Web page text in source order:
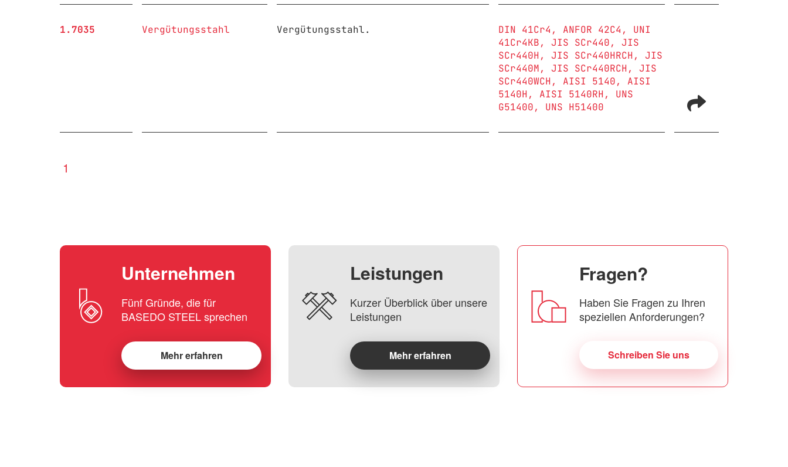
1.7035 Vergütungsstahl Vergütungsstahl. DIN 41Cr4 ANFOR 42C4
UNI
41Cr4KB
JIS SCr440
JIS
SCr440H
JIS SCr440HRCH
JIS
SCr440M
JIS SCr440RCH
JIS
SCr440WCH
AISI 5140
AISI
5140H
AISI 5140RH
UNS
G51400
UNS H51400
1
Unternehmen
Fünf Gründe, die für
BASEDO STEEL sprechen
Mehr erfahren
Leistungen
Kurzer Überblick über unsere
Leistungen
Mehr erfahren
Fragen?
Haben Sie Fragen zu Ihren
speziellen Anforderungen?
Schreiben Sie uns